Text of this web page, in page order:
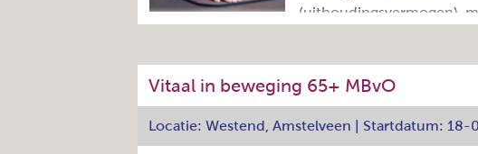
Cursuscode
Einddatum
(uithoudingsvermogen),
napraten onder het genot van een kopje koffie/
Vitaal in beweging 65+ MBvO
Locatie: Westend, Amstelveen | Startdatum: